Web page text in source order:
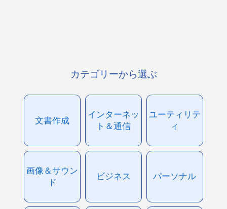
カテゴリーから選ぶ
文書作成
インターネッ
ト＆通信
ユーティリテ
ィ
画像＆サウン
ド
ビジネス パーソナル